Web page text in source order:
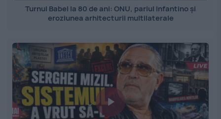
Turnul Babel la 80 de ani: ONU, pariul Infantino și
eroziunea arhitecturii multilaterale